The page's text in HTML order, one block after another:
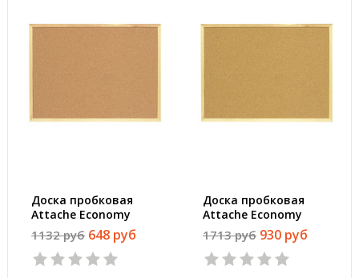
Доска пробковая
Attache Economy
30х45 см деревянная
рама
1132 руб 648 руб
Доска пробковая
Attache Economy
45х60 см деревянная
рама
1713 руб 930 руб